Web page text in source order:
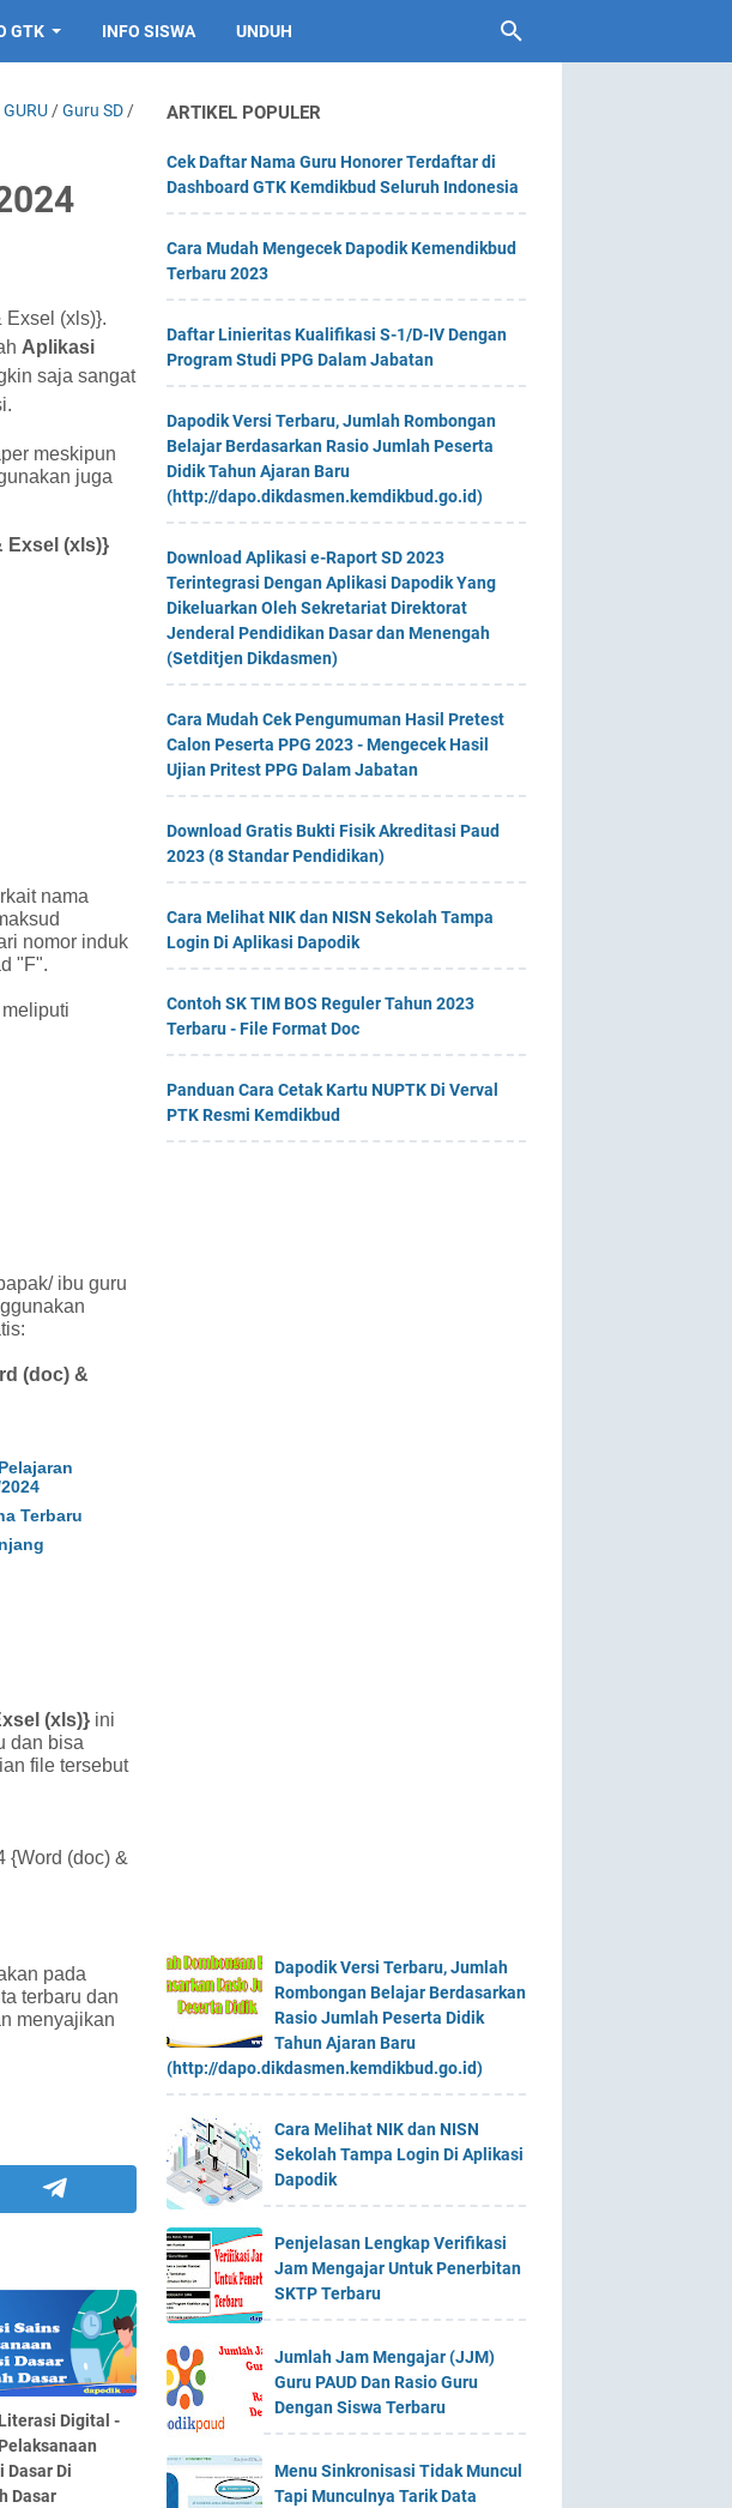
GTK INFO SISWA UNDUH
GURU /Guru SD /
Exsel (xls)}.
Aplikasi
saja sangat
meskipun
juga
Exsel (xls)}
nama
nomor induk
"F".
ibu guru
(doc) &
Terbaru
(xls)} ini
dan bisa
file tersebut
{Word (doc) &
pada
terbaru dan
menyajikan
Digital -
Dasar Di
Dasar
ARTIKEL POPULER
Cek Daftar Nama Guru Honorer Terdaftar di
Dashboard GTK Kemdikbud Seluruh Indonesia
Cara Mudah Mengecek Dapodik Kemendikbud
Terbaru 2023
Daftar Linieritas Kualifikasi S-1/D-IV Dengan
Program Studi PPG Dalam Jabatan
Dapodik Versi Terbaru, Jumlah Rombongan
Belajar Berdasarkan Rasio Jumlah Peserta
Didik Tahun Ajaran Baru
(http://dapo.dikdasmen.kemdikbud.go.id)
Download Aplikasi e-Raport SD 2023
Terintegrasi Dengan Aplikasi Dapodik Yang
Dikeluarkan Oleh Sekretariat Direktorat
Jenderal Pendidikan Dasar dan Menengah
(Setditjen Dikdasmen)
Cara Mudah Cek Pengumuman Hasil Pretest
Calon Peserta PPG 2023 - Mengecek Hasil
Ujian Pritest PPG Dalam Jabatan
Download Gratis Bukti Fisik Akreditasi Paud
2023 (8 Standar Pendidikan)
Cara Melihat NIK dan NISN Sekolah Tampa
Login Di Aplikasi Dapodik
Contoh SK TIM BOS Reguler Tahun 2023
Terbaru - File Format Doc
Panduan Cara Cetak Kartu NUPTK Di Verval
PTK Resmi Kemdikbud
Dapodik Versi Terbaru, Jumlah
Rombongan Belajar Berdasarkan
Rasio Jumlah Peserta Didik
Tahun Ajaran Baru
(http://dapo.dikdasmen.kemdikbud.go.id)
Cara Melihat NIK dan NISN
Sekolah Tampa Login Di Aplikasi
Dapodik
Penjelasan Lengkap Verifikasi
Jam Mengajar Untuk Penerbitan
SKTP Terbaru
Jumlah Jam Mengajar (JJM)
Guru PAUD Dan Rasio Guru
Dengan Siswa Terbaru
Menu Sinkronisasi Tidak Muncul
Tapi Munculnya Tarik Data